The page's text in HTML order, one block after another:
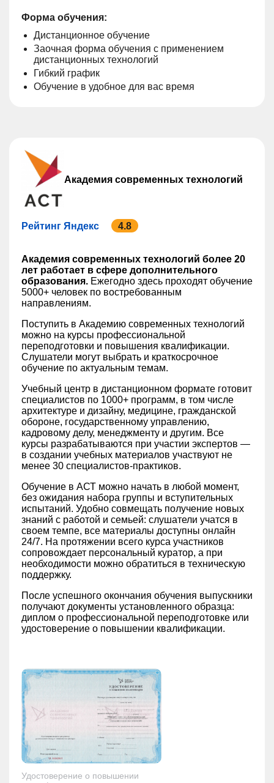
Форма обучения:
Дистанционное обучение
Заочная форма обучения с применением
дистанционных технологий
Гибкий график
Обучение в удобное для вас время
Академия современных технологий
Рейтинг Яндекс 4.8
Академия современных технологий более 20
лет работает в сфере дополнительного
образования. Ежегодно здесь проходят обучение
5000+ человек по востребованным
направлениям.
Поступить в Академию современных технологий
можно на курсы профессиональной
переподготовки и повышения квалификации.
Слушатели могут выбрать и краткосрочное
обучение по актуальным темам.
Учебный центр в дистанционном формате готовит
специалистов по 1000+ программ, в том числе
архитектуре и дизайну, медицине, гражданской
обороне, государственному управлению,
кадровому делу, менеджменту и другим. Все
курсы разрабатываются при участии экспертов —
в создании учебных материалов участвуют не
менее 30 специалистов-практиков.
Обучение в АСТ можно начать в любой момент,
без ожидания набора группы и вступительных
испытаний. Удобно совмещать получение новых
знаний с работой и семьей: слушатели учатся в
своем темпе, все материалы доступны онлайн
24/7. На протяжении всего курса участников
сопровождает персональный куратор, а при
необходимости можно обратиться в техническую
поддержку.
После успешного окончания обучения выпускники
получают документы установленного образца:
диплом о профессиональной переподготовке или
удостоверение о повышении квалификации.
Удостоверение о повышении